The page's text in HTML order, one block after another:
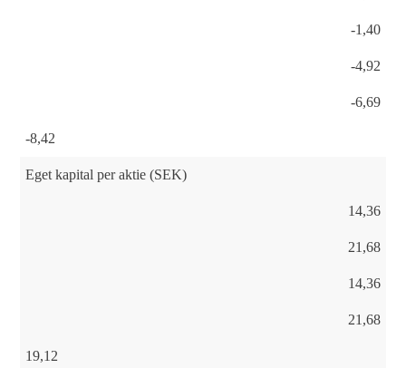
-1,40
-4,92
-6,69
-8,42
Eget kapital per aktie (SEK)
14,36
21,68
14,36
21,68
19,12